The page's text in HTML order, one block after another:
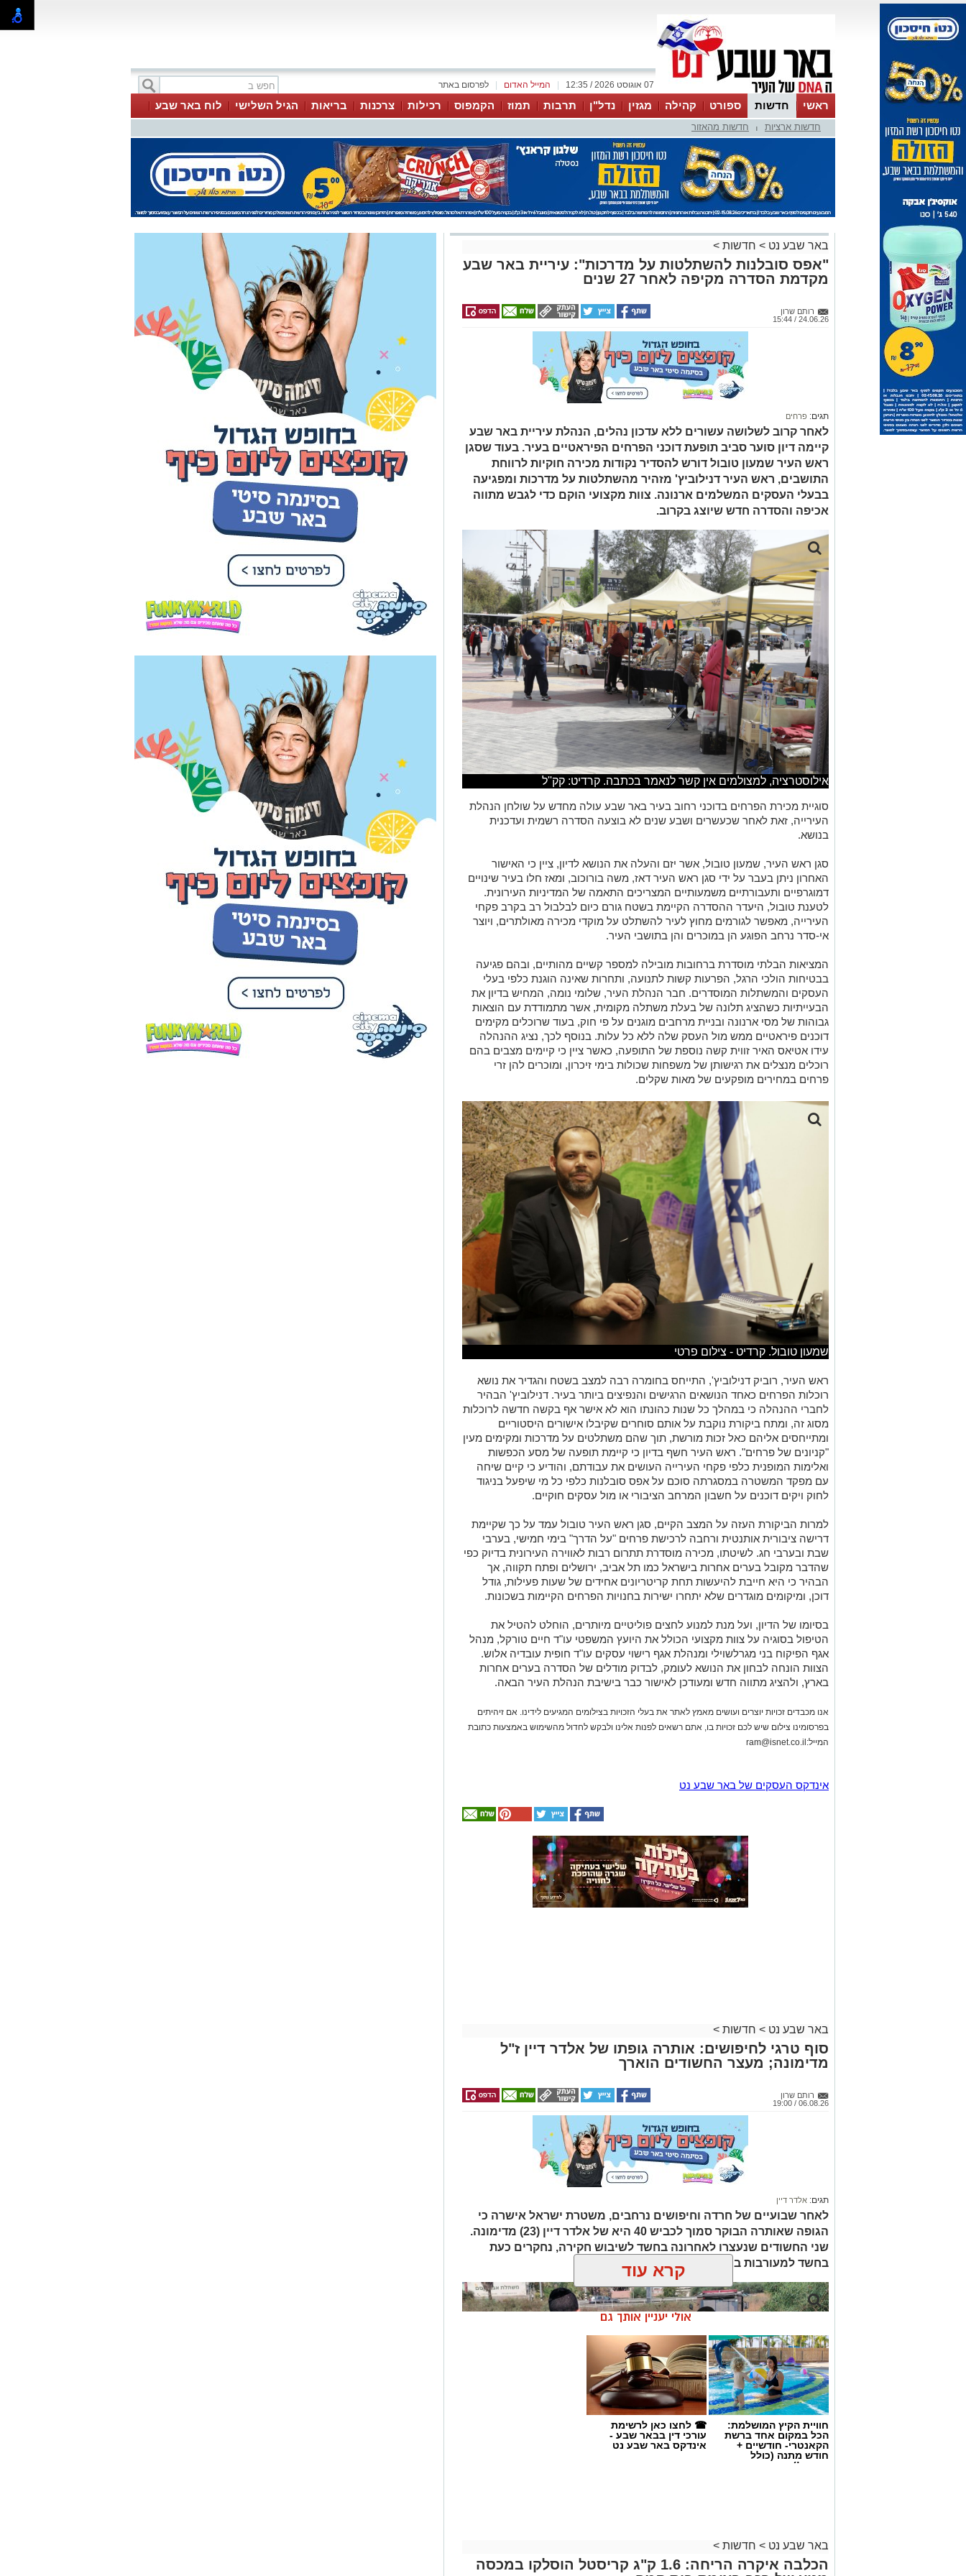
לפרסום באתר המייל האדום 07 אוגוסט 2026 / 12:35
ראשי חדשות ספורט קהילה מגזין נדל"ן תרבות תמוז הקמפוס רכילות צרכנות בריאות הגיל השלישי
לוח באר שבע
עסקים
טיפים והמלצותחדשות ארציות חדשות מהאזור
באר שבע נט > חדשות >
"אפס סובלנות להשתלטות על מדרכות": עיריית באר שבע
מקדמת הסדרה מקיפה לאחר 27 שנים
רותם שרון
24.06.26 / 15:44
תגים: פרחים
לאחר קרוב לשלושה עשורים ללא עדכון נהלים, הנהלת עיריית באר שבע
קיימה דיון סוער סביב תופעת דוכני הפרחים הפיראטיים בעיר. בעוד שסגן
ראש העיר שמעון טובול דורש להסדיר נקודות מכירה חוקיות לרווחת
התושבים, ראש העיר דנילוביץ' מזהיר מהשתלטות על מדרכות ומפגיעה
בבעלי העסקים המשלמים ארנונה. צוות מקצועי הוקם כדי לגבש מתווה
אכיפה והסדרה חדש שיוצג בקרוב.
אילוסטרציה, למצולמים אין קשר לנאמר בכתבה. קרדיט: קק''ל
סוגיית מכירת הפרחים בדוכני רחוב בעיר באר שבע עולה מחדש על שולחן הנהלת
העירייה, זאת לאחר שכעשרים ושבע שנים לא בוצעה הסדרה רשמית ועדכנית
בנושא.
סגן ראש העיר, שמעון טובול, אשר יזם והעלה את הנושא לדיון, ציין כי האישור
האחרון ניתן בעבר על ידי סגן ראש העיר דאז, משה בורוכוב, ומאז חלו בעיר שינויים
דמוגרפיים ותעבורתיים משמעותיים המצריכים התאמה של המדיניות העירונית.
לטענת טובול, היעדר ההסדרה הקיימת בשטח גורם כיום לבלבול רב בקרב פקחי
העירייה, מאפשר לגורמים מחוץ לעיר להשתלט על מוקדי מכירה מאולתרים, ויוצר
אי-סדר נרחב הפוגע הן במוכרים והן בתושבי העיר.
המציאות הבלתי מוסדרת ברחובות מובילה למספר קשיים מהותיים, ובהם פגיעה
בבטיחות הולכי הרגל, הפרעות קשות לתנועה, ותחרות שאינה הוגנת כלפי בעלי
העסקים והמשתלות המוסדרים. חבר הנהלת העיר, שלומי נומה, המחיש בדיון את
הבעייתיות כשהציג תלונה של בעלת משתלה מקומית, אשר מתמודדת עם הוצאות
גבוהות של מסי ארנונה ובניית מרחבים מוגנים על פי חוק, בעוד שרוכלים מקימים
דוכנים פיראטיים ממש מול העסק שלה ללא כל עלות. בנוסף לכך, נציג ההנהלה
עידו אטיאס האיר זווית קשה נוספת של התופעה, כאשר ציין כי קיימים מצבים בהם
רוכלים מנצלים את רגישותן של משפחות שכולות בימי זיכרון, ומוכרים להן זרי
פרחים במחירים מופקעים של מאות שקלים.
שמעון טובול. קרדיט - צילום פרטי
ראש העיר, רוביק דנילוביץ', התייחס בחומרה רבה למצב בשטח והגדיר את נושא
רוכלות הפרחים כאחד הנושאים הרגישים והנפיצים ביותר בעיר. דנילוביץ' הבהיר
לחברי ההנהלה כי במהלך כל שנות כהונתו הוא לא אישר אף בקשה חדשה לרוכלות
מסוג זה, ומתח ביקורת נוקבת על אותם סוחרים שקיבלו אישורים היסטוריים
ומתייחסים אליהם כאל זכות מורשת, תוך שהם משתלטים על מדרכות ומקימים מעין
"קניונים של פרחים". ראש העיר חשף בדיון כי קיימת תופעה של מסע הכפשות
ואלימות המופנית כלפי פקחי העירייה העושים את עבודתם, והודיע כי קיים שיחה
עם מפקד המשטרה במסגרתה סוכם על אפס סובלנות כלפי כל מי שיפעל בניגוד
לחוק ויקים דוכנים על חשבון המרחב הציבורי או מול עסקים חוקיים.
למרות הביקורת העזה על המצב הקיים, סגן ראש העיר טובול עמד על כך שקיימת
דרישה ציבורית אותנטית ורחבה לרכישת פרחים "על הדרך" בימי חמישי, בערבי
שבת ובערבי חג. לשיטתו, מכירה מוסדרת תתרום רבות לאווירה העירונית בדיוק כפי
שהדבר מקובל בערים אחרות בישראל כמו תל אביב, ירושלים ופתח תקווה, אך
הבהיר כי היא חייבת להיעשות תחת קריטריונים אחידים של שעות פעילות, גודל
דוכן, ומיקומים מוגדרים שלא יתחרו ישירות בחנויות הפרחים הקיימות בשכונות.
בסיומו של הדיון, ועל מנת למנוע לחצים פוליטיים מיותרים, הוחלט להטיל את
הטיפול בסוגיה על צוות מקצועי הכולל את היועץ המשפטי עו"ד חיים טורקל, מנהל
אגף הפיקוח בני מגרלשוילי ומנהלת אגף רישוי עסקים עו"ד חופית עובדיה אלוש.
הצוות הונחה לבחון את הנושא לעומק, לבדוק מודלים של הסדרה בערים אחרות
בארץ, ולהציג מתווה חדש ומעודכן לאישור כבר בישיבת הנהלת העיר הבאה.
אנו מכבדים זכויות יוצרים ועושים מאמץ לאתר את בעלי הזכויות בצילומים המגיעים לידינו. אם זיהיתים
בפרסומינו צילום שיש לכם זכויות בו, אתם רשאים לפנות אלינו ולבקש לחדול מהשימוש באמצעות כתובת
המייל: ram@isnet.co.il
אינדקס העסקים של באר שבע נט
באר שבע נט > חדשות >
סוף טרגי לחיפושים: אותרה גופתו של אלדר דיין ז"ל
מדימונה; מעצר החשודים הוארך
רותם שרון
06.08.26 / 19:00
תגים: אלדר דיין
לאחר שבועיים של חרדה וחיפושים נרחבים, משטרת ישראל אישרה כי
הגופה שאותרה הבוקר סמוך לכביש 40 היא של אלדר דיין (23) מדימונה.
שני החשודים שנעצרו לאחרונה בחשד לשיבוש חקירה, נחקרים כעת
בחשד למעורבות במותו ומעצרם הוארך.
השלמת הליך הזיהוי במכון הלאומי לרפואה משפטית. הודעה מרה נמסרה
קרא עוד
אולי יעניין אותך גם
חוויית הקיץ המושלמת:
הכל במקום אחד ברשת
הקאנטרי- חודשיים +
חודש מתנה (כולל
החגים!)
☎ לחצו כאן לרשימת
עורכי דין בבאר שבע -
אינדקס באר שבע נט
באר שבע נט > חדשות >
הכלבה איקרה הריחה: 1.6 ק"ג קריסטל הוסלקו במכסה